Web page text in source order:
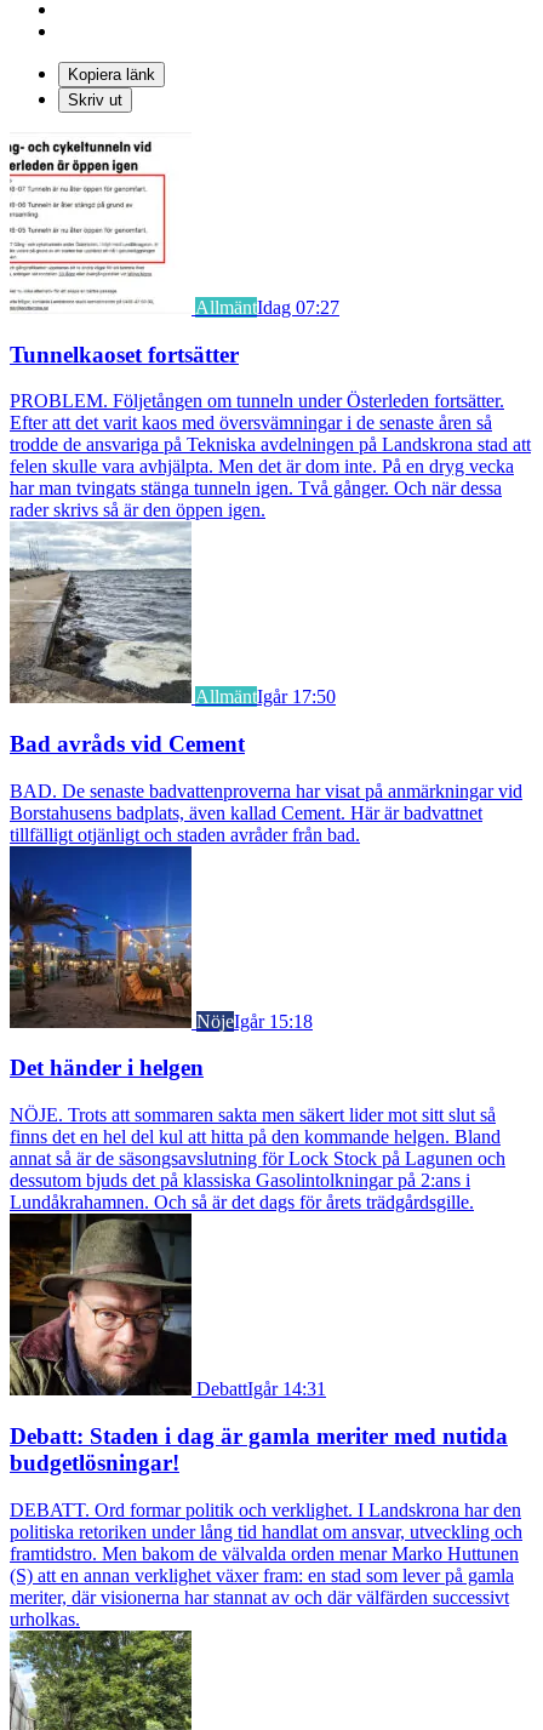
Kopiera länk
Skriv ut
AllmäntIdag 07:27
Tunnelkaoset fortsätter
PROBLEM. Följetången om tunneln under Österleden fortsätter.
Efter att det varit kaos med översvämningar i de senaste åren så
trodde de ansvariga på Tekniska avdelningen på Landskrona stad att
felen skulle vara avhjälpta. Men det är dom inte. På en dryg vecka
har man tvingats stänga tunneln igen. Två gånger. Och när dessa
rader skrivs så är den öppen igen.
AllmäntIgår 17:50
Bad avråds vid Cement
BAD. De senaste badvattenproverna har visat på anmärkningar vid
Borstahusens badplats, även kallad Cement. Här är badvattnet
tillfälligt otjänligt och staden avråder från bad.
NöjeIgår 15:18
Det händer i helgen
NÖJE. Trots att sommaren sakta men säkert lider mot sitt slut så
finns det en hel del kul att hitta på den kommande helgen. Bland
annat så är de säsongsavslutning för Lock Stock på Lagunen och
dessutom bjuds det på klassiska Gasolintolkningar på 2:ans i
Lundåkrahamnen. Och så är det dags för årets trädgårdsgille.
DebattIgår 14:31
Debatt: Staden i dag är gamla meriter med nutida
budgetlösningar!
DEBATT. Ord formar politik och verklighet. I Landskrona har den
politiska retoriken under lång tid handlat om ansvar, utveckling och
framtidstro. Men bakom de välvalda orden menar Marko Huttunen
(S) att en annan verklighet växer fram: en stad som lever på gamla
meriter, där visionerna har stannat av och där välfärden successivt
urholkas.